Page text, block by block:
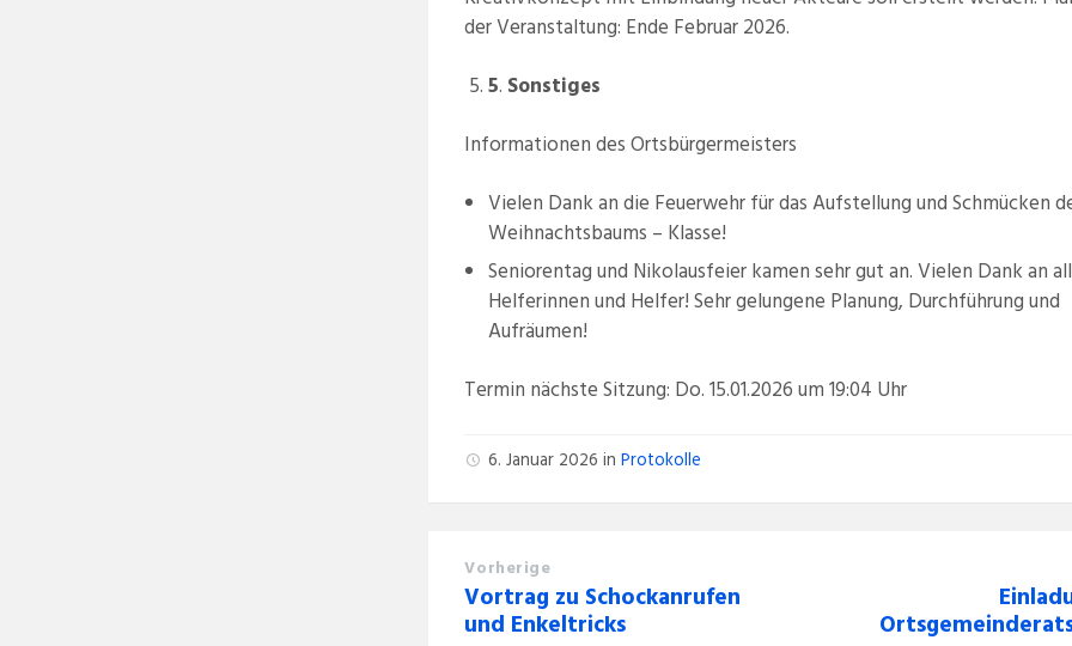
der Veranstaltung: Ende Februar 2026.
5. Sonstiges
Informationen des Ortsbürgermeisters
Vielen Dank an die Feuerwehr für das Aufstellung und Schmücken
Weihnachtsbaums – Klasse!
Seniorentag und Nikolausfeier kamen sehr gut an. Vielen Dank an
Helferinnen und Helfer! Sehr gelungene Planung, Durchführung und
Aufräumen!
Termin nächste Sitzung: Do. 15.01.2026 um 19:04 Uhr
6. Januar 2026inProtokolle
Vorherige
Vortrag zu Schockanrufen
und Enkeltricks